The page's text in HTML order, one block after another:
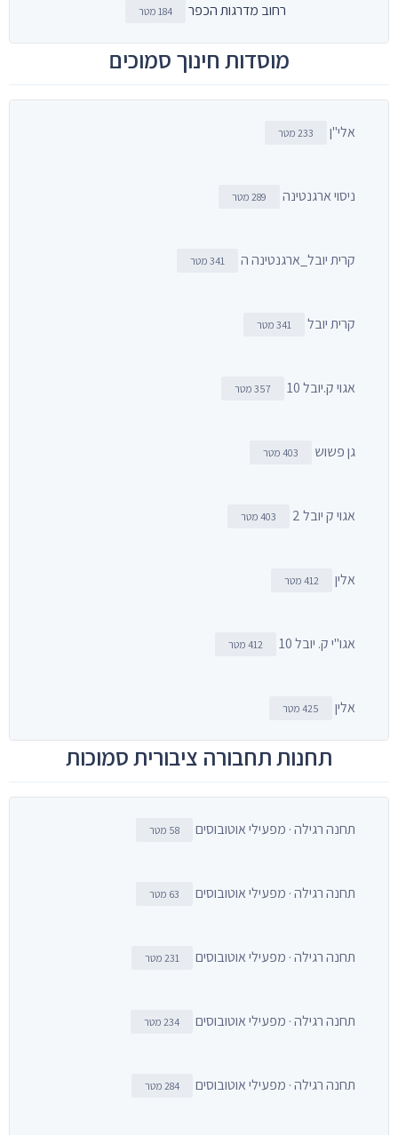
רחוב מדרגות הכפר 184 מטר
מוסדות חינוך סמוכים
אלי"ן 233 מטר
ניסוי ארגנטינה 289 מטר
קרית יובל_ארגנטינה ה 341 מטר
קרית יובל 341 מטר
אגוי ק.יובל 10 357 מטר
גן פשוש 403 מטר
אגוי ק יובל 2 403 מטר
אלין 412 מטר
אגו"י ק. יובל 10 412 מטר
אלין 425 מטר
תחנות תחבורה ציבורית סמוכות
תחנה רגילה · מפעילי אוטובוסים 58 מטר
תחנה רגילה · מפעילי אוטובוסים 63 מטר
תחנה רגילה · מפעילי אוטובוסים 231 מטר
תחנה רגילה · מפעילי אוטובוסים 234 מטר
תחנה רגילה · מפעילי אוטובוסים 284 מטר